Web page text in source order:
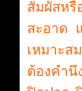
สัมผัสหรื
สะอาด
เหมาะส
ต้องคำ